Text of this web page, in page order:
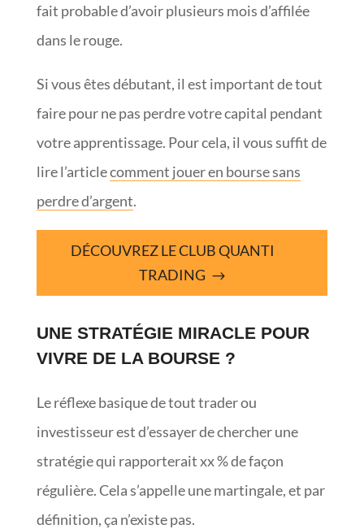
fait probable d’avoir plusieurs mois d’affilée
dans le rouge.
Si vous êtes débutant, il est important de tout
faire pour ne pas perdre votre capital pendant
votre apprentissage. Pour cela, il vous suffit de
lire l’articlecomment jouer en bourse sans
perdre d’argent.
DÉCOUVREZ LE CLUB QUANTI
TRADING
UNE STRATÉGIE MIRACLE POUR
VIVRE DE LA BOURSE ?
Le réflexe basique de tout trader ou
investisseur est d’essayer de chercher une
stratégie qui rapporterait xx % de façon
régulière. Cela s’appelle une martingale, et par
définition, ça n’existe pas.